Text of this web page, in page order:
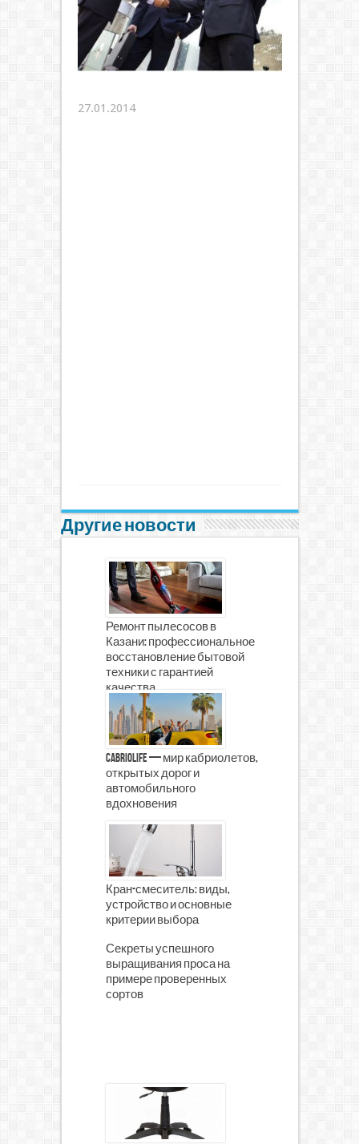
27.01.2014
Другие новости
Ремонт пылесосов в
Казани: профессиональное
восстановление бытовой
техники с гарантией
качества
CabrioLife — мир кабриолетов,
открытых дорог и
автомобильного
вдохновения
Кран-смеситель: виды,
устройство и основные
критерии выбора
Секреты успешного
выращивания проса на
примере проверенных
сортов